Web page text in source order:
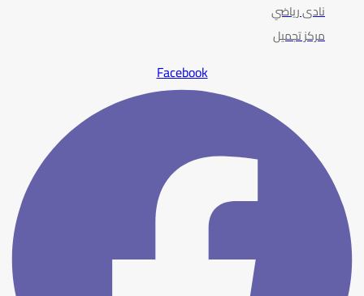
نادى رياضي
مركز تجميل
Facebook